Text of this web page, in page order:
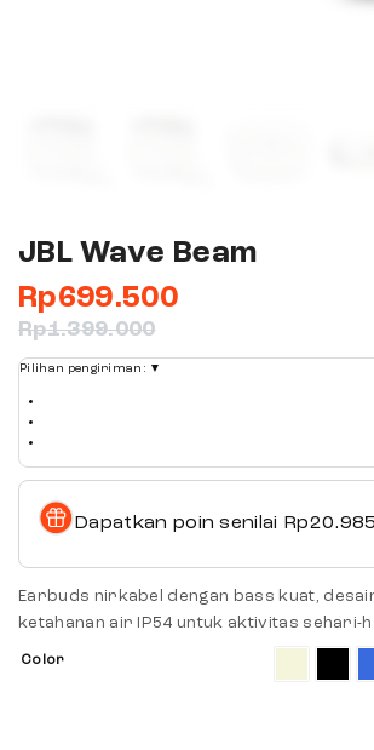
JBL Wave Beam
Rp699.500
Rp1.399.000
Pilihan pengiriman: ▼
Dapatkan poin senilai Rp20.985
Earbuds nirkabel dengan bass kuat,
ketahanan air IP54 untuk aktivitas sehari-
Color